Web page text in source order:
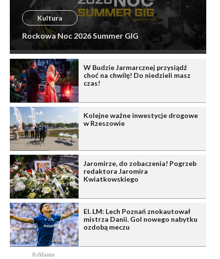
Kultura
Rockowa Noc 2026 Summer GIG
W Budzie Jarmarcznej przysiądź
choć na chwilę! Do niedzieli masz
czas!
Kolejne ważne inwestycje drogowe
w Rzeszowie
Jaromirze, do zobaczenia! Pogrzeb
redaktora Jaromira
Kwiatkowskiego
El. LM: Lech Poznań znokautował
mistrza Danii. Gol nowego nabytku
ozdobą meczu
Reklama